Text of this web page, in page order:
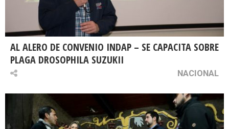
AL ALERO DE CONVENIO INDAP – SE CAPACITA SOBRE
PLAGA DROSOPHILA SUZUKII
NACIONAL